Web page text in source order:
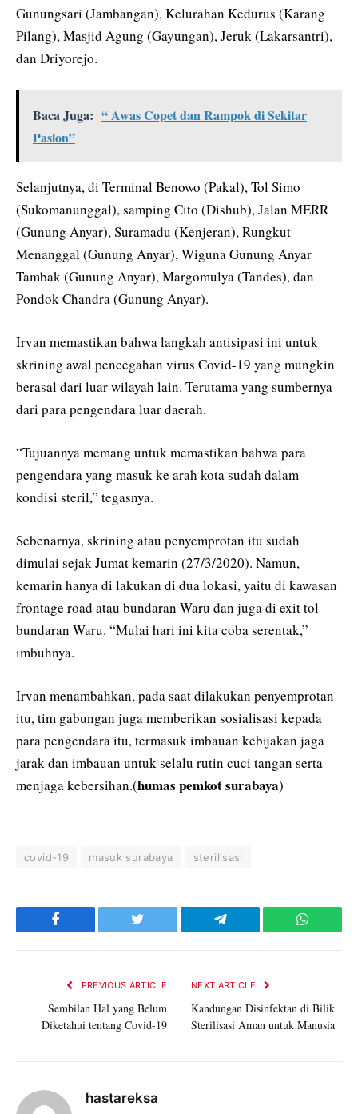
Gunungsari (Jambangan), Kelurahan Kedurus (Karang
Pilang), Masjid Agung (Gayungan), Jeruk (Lakarsantri),
dan Driyorejo.
Baca Juga: “ Awas Copet dan Rampok di Sekitar
Paslon”
Selanjutnya, di Terminal Benowo (Pakal), Tol Simo
(Sukomanunggal), samping Cito (Dishub), Jalan MERR
(Gunung Anyar), Suramadu (Kenjeran), Rungkut
Menanggal (Gunung Anyar), Wiguna Gunung Anyar
Tambak (Gunung Anyar), Margomulya (Tandes), dan
Pondok Chandra (Gunung Anyar).
Irvan memastikan bahwa langkah antisipasi ini untuk
skrining awal pencegahan virus Covid-19 yang mungkin
berasal dari luar wilayah lain. Terutama yang sumbernya
dari para pengendara luar daerah.
“Tujuannya memang untuk memastikan bahwa para
pengendara yang masuk ke arah kota sudah dalam
kondisi steril,” tegasnya.
Sebenarnya, skrining atau penyemprotan itu sudah
dimulai sejak Jumat kemarin (27/3/2020). Namun,
kemarin hanya di lakukan di dua lokasi, yaitu di kawasan
frontage road atau bundaran Waru dan juga di exit tol
bundaran Waru. “Mulai hari ini kita coba serentak,”
imbuhnya.
Irvan menambahkan, pada saat dilakukan penyemprotan
itu, tim gabungan juga memberikan sosialisasi kepada
para pengendara itu, termasuk imbauan kebijakan jaga
jarak dan imbauan untuk selalu rutin cuci tangan serta
menjaga kebersihan.(humas pemkot surabaya)
covid-19 masuk surabaya sterilisasi
Facebook Twitter Telegram
PREVIOUS ARTICLE
Sembilan Hal yang Belum
Diketahui tentang Covid-19
NEXT ARTICLE
Kandungan Disinfektan di Bilik
Sterilisasi Aman untuk Manusia
hastareksa